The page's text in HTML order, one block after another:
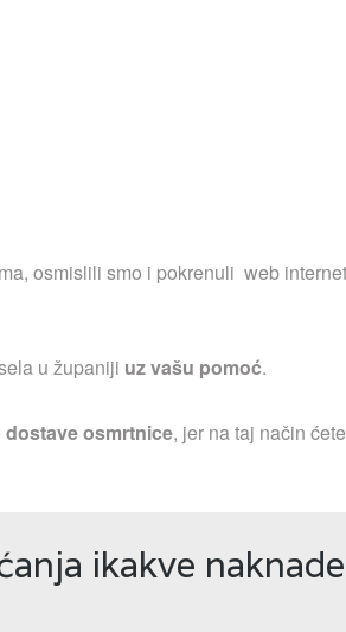
osmislili smo i pokrenuli web
u županiji uz vašu pomoć.
dostave osmrtnice, jer na taj način
ikakve